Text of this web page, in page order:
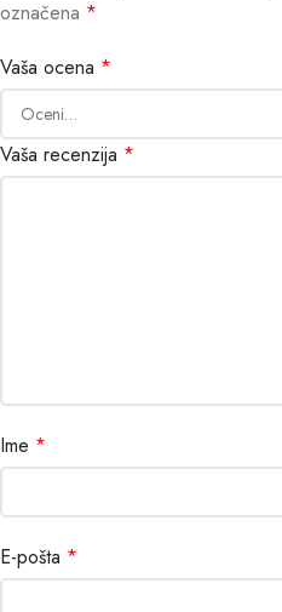
označena *
Vaša ocena *
Vaša recenzija *
Ime *
E-pošta *